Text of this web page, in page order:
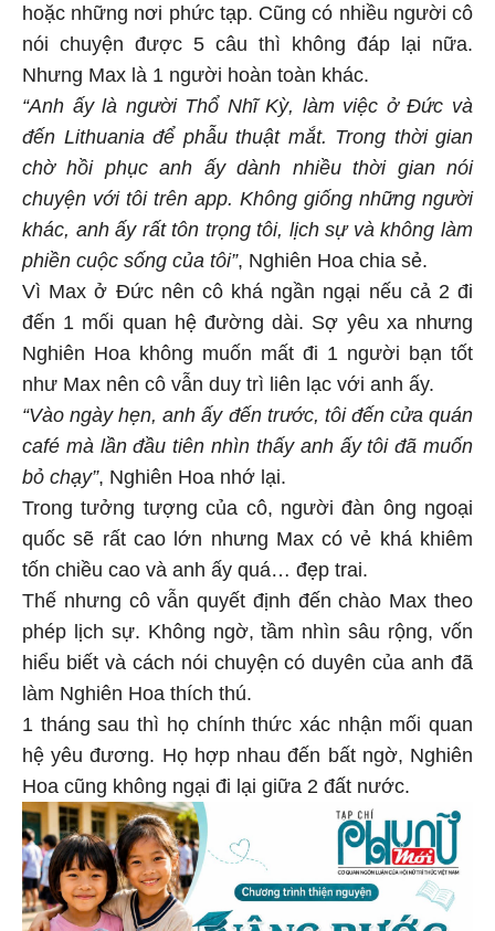
hoặc những nơi phức tạp. Cũng có nhiều người cô
nói chuyện được 5 câu thì không đáp lại nữa.
Nhưng Max là 1 người hoàn toàn khác.
“Anh ấy là người Thổ Nhĩ Kỳ, làm việc ở Đức và
đến Lithuania để phẫu thuật mắt. Trong thời gian
chờ hồi phục anh ấy dành nhiều thời gian nói
chuyện với tôi trên app. Không giống những người
khác, anh ấy rất tôn trọng tôi, lịch sự và không làm
phiền cuộc sống của tôi”, Nghiên Hoa chia sẻ.
Vì Max ở Đức nên cô khá ngần ngại nếu cả 2 đi
đến 1 mối quan hệ đường dài. Sợ yêu xa nhưng
Nghiên Hoa không muốn mất đi 1 người bạn tốt
như Max nên cô vẫn duy trì liên lạc với anh ấy.
“Vào ngày hẹn, anh ấy đến trước, tôi đến cửa quán
café mà lần đầu tiên nhìn thấy anh ấy tôi đã muốn
bỏ chạy”, Nghiên Hoa nhớ lại.
Trong tưởng tượng của cô, người đàn ông ngoại
quốc sẽ rất cao lớn nhưng Max có vẻ khá khiêm
tốn chiều cao và anh ấy quá… đẹp trai.
Thế nhưng cô vẫn quyết định đến chào Max theo
phép lịch sự. Không ngờ, tầm nhìn sâu rộng, vốn
hiểu biết và cách nói chuyện có duyên của anh đã
làm Nghiên Hoa thích thú.
1 tháng sau thì họ chính thức xác nhận mối quan
hệ yêu đương. Họ hợp nhau đến bất ngờ, Nghiên
Hoa cũng không ngại đi lại giữa 2 đất nước.